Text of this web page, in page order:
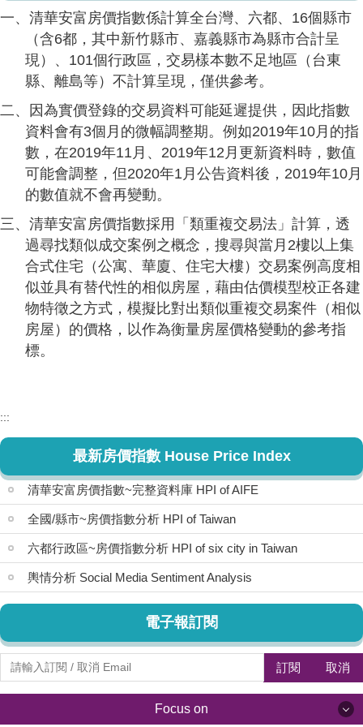
一、清華安富房價指數係計算全台灣、六都、16個縣市
（含6都，其中新竹縣市、嘉義縣市為縣市合計呈
現）、101個行政區，交易樣本數不足地區（台東
縣、離島等）不計算呈現，僅供參考。
二、因為實價登錄的交易資料可能延遲提供，因此指數
資料會有3個月的微幅調整期。例如2019年10月的指
數，在2019年11月、2019年12月更新資料時，數值
可能會調整，但2020年1月公告資料後，2019年10月
的數值就不會再變動。
三、清華安富房價指數採用「類重複交易法」計算，透
過尋找類似成交案例之概念，搜尋與當月2樓以上集
合式住宅（公寓、華廈、住宅大樓）交易案例高度相
似並具有替代性的相似房屋，藉由估價模型校正各建
物特徵之方式，模擬比對出類似重複交易案件（相似
房屋）的價格，以作為衡量房屋價格變動的參考指
標。
:::
最新房價指數 House Price Index
清華安富房價指數~完整資料庫 HPI of AIFE
全國/縣市~房價指數分析 HPI of Taiwan
六都行政區~房價指數分析 HPI of six city in Taiwan
輿情分析 Social Media Sentiment Analysis
電子報訂閱
訂閱 取消
Focus on